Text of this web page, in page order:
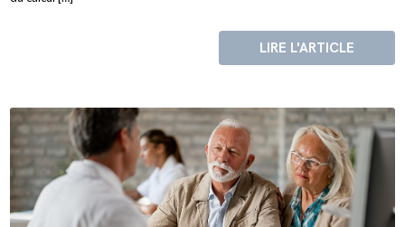
LIRE L'ARTICLE